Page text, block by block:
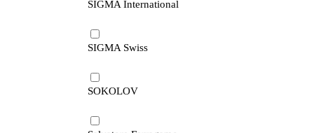
SIGMA International
SIGMA Swiss
SOKOLOV